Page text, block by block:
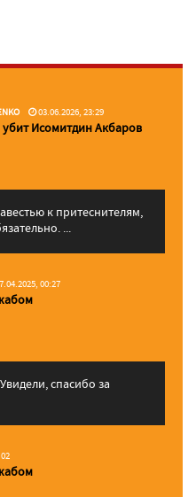
03.06.2026, 23:29
Исомитдин Акбаров
к притеснителям,
...
00:27
спасибо за